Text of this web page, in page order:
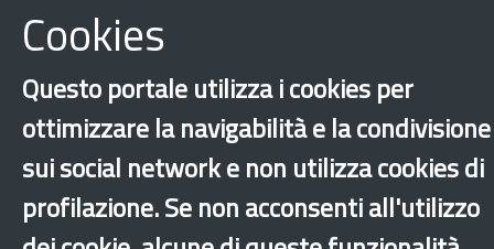
arts
Cookies
Questo portale utilizza i cookies per
ottimizzare la navigabilità e la condivisione
sui social network e non utilizza cookies di
profilazione. Se non acconsenti all'utilizzo
Dichiarazione di accessibilità Site map Legal & Privacy Contacts
Old